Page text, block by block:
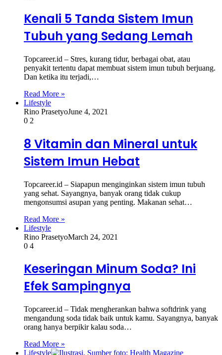
Kenali 5 Tanda Sistem Imun
Tubuh yang Sedang Lemah
Topcareer.id – Stres, kurang tidur, berbagai obat, atau
penyakit tertentu dapat membuat sistem imun tubuh berjuang.
Dan ketika itu terjadi,…
Read More »
Lifestyle
Rino PrasetyoJune 4, 2021
0 2
8 Vitamin dan Mineral untuk
Sistem Imun Hebat
Topcareer.id – Siapapun menginginkan sistem imun tubuh
yang sehat. Sayangnya, banyak orang tidak cukup
mengonsumsi asupan yang penting. Makanan sehat…
Read More »
Lifestyle
Rino PrasetyoMarch 24, 2021
0 4
Keseringan Minum Soda? Ini
Efek Sampingnya
Topcareer.id – Tidak mengherankan bahwa softdrink yang
mengandung soda tidak baik untuk kamu. Sayangnya, banyak
orang hanya berpikir kalau soda…
Read More »
Lifestyle